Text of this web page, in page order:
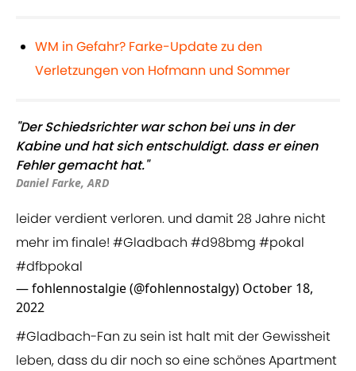
WM in Gefahr? Farke-Update zu den
Verletzungen von Hofmann und Sommer
"Der Schiedsrichter war schon bei uns in der
Kabine und hat sich entschuldigt. dass er einen
Fehler gemacht hat."
Daniel Farke, ARD
leider verdient verloren. und damit 28 Jahre nicht
mehr im finale! #Gladbach #d98bmg #pokal
#dfbpokal
— fohlennostalgie (@fohlennostalgy) October 18,
2022
#Gladbach-Fan zu sein ist halt mit der Gewissheit
leben, dass du dir noch so eine schönes Apartment